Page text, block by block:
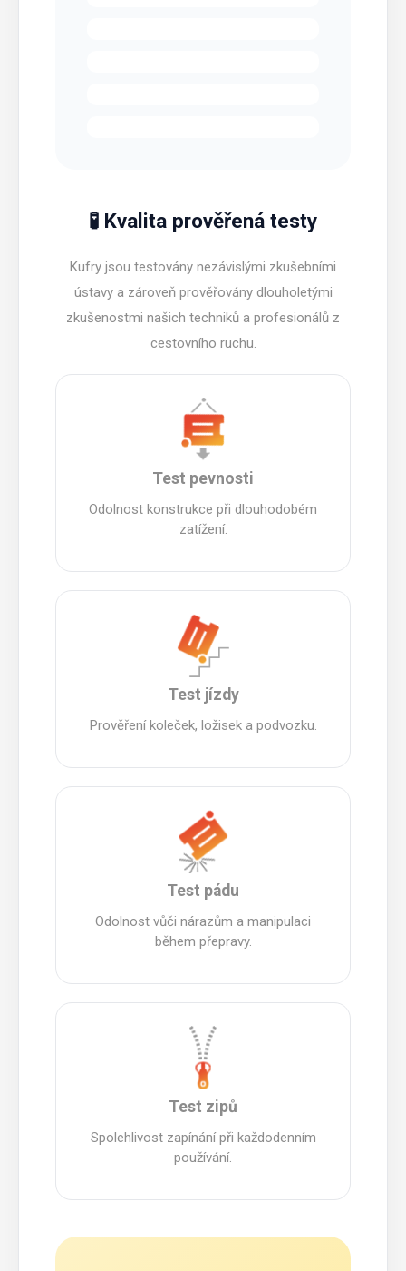
🧪 Kvalita prověřená testy
Kufry jsou testovány nezávislými zkušebními
ústavy a zároveň prověřovány dlouholetými
zkušenostmi našich techniků a profesionálů z
cestovního ruchu.
Test pevnosti
Odolnost konstrukce při dlouhodobém
zatížení.
Test jízdy
Prověření koleček, ložisek a podvozku.
Test pádu
Odolnost vůči nárazům a manipulaci
během přepravy.
Test zipů
Spolehlivost zapínání při každodenním
používání.